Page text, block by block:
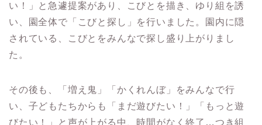
い！」と急遽提案があり、こびとを描き、ゆり組を誘
い、園全体で「こびと探し」を行いました。園内に隠
されている、こびとをみんなで探し盛り上がりまし
た。
その後も、「増え鬼」「かくれんぼ」をみんなで行
い、子どもたちからも「まだ遊びたい！」「もっと遊
びたい！」と声が上がる中、時間がなく終了…つき組